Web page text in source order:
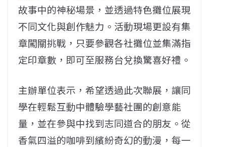
故事中的神秘場景，並透過特色攤位展現
不同文化與創作魅力。活動現場更設有集
章闖關挑戰，只要參觀各社攤位並集滿指
定印章數，即可至服務台兌換驚喜好禮。
主辦單位表示，希望透過此次聯展，讓同
學在輕鬆互動中體驗學藝社團的創意能
量，並在參與中找到志同道合的朋友。從
香氣四溢的咖啡到繽紛奇幻的動漫，每一